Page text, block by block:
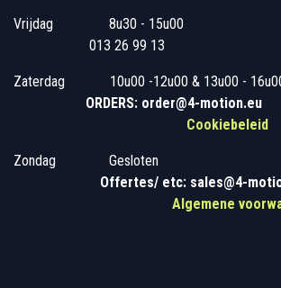
Vrijdag
​8u30 -
013 26 99 13
Zaterdag
​10u00 -12u00 &
ORDERS: order@4-motion.eu
Cookiebeleid
Zondag
​​Gesloten
Offertes/ etc: sales@4-
Algemene